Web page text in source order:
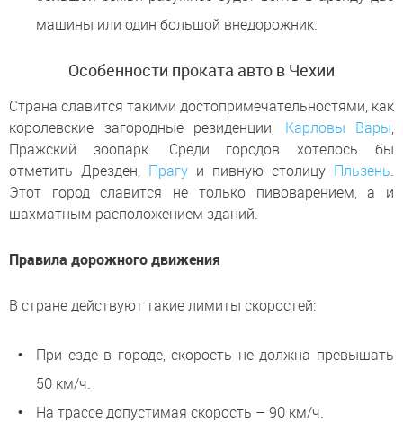
машины или один большой внедорожник.
Особенности проката авто в Чехии
Страна славится такими достопримечательностями, как
королевские загородные резиденции, Карловы Вары,
Пражский зоопарк. Среди городов хотелось бы
отметить Дрезден, Прагу и пивную столицу Пльзень.
Этот город славится не только пивоварением, а и
шахматным расположением зданий.
Правила дорожного движения
В стране действуют такие лимиты скоростей:
При езде в городе, скорость не должна превышать
50 км/ч.
На трассе допустимая скорость – 90 км/ч.